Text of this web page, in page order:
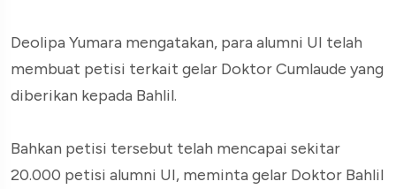
Deolipa Yumara mengatakan, para alumni UI telah
membuat petisi terkait gelar Doktor Cumlaude yang
diberikan kepada Bahlil.
Bahkan petisi tersebut telah mencapai sekitar
20.000 petisi alumni UI, meminta gelar Doktor Bahlil